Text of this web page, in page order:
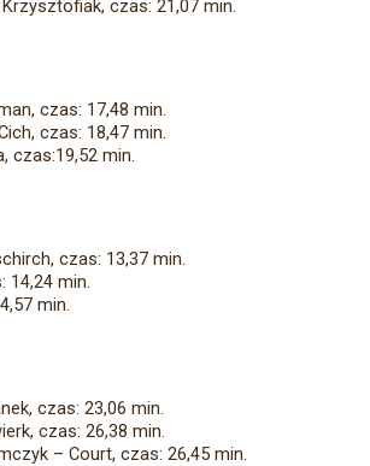
czas: 21,07 min.
czas: 17,48 min.
czas: 18,47 min.
czas:19,52 min.
czas: 13,37 min.
14,24 min.
min.
czas: 23,06 min.
czas: 26,38 min.
– Court, czas: 26,45 min.